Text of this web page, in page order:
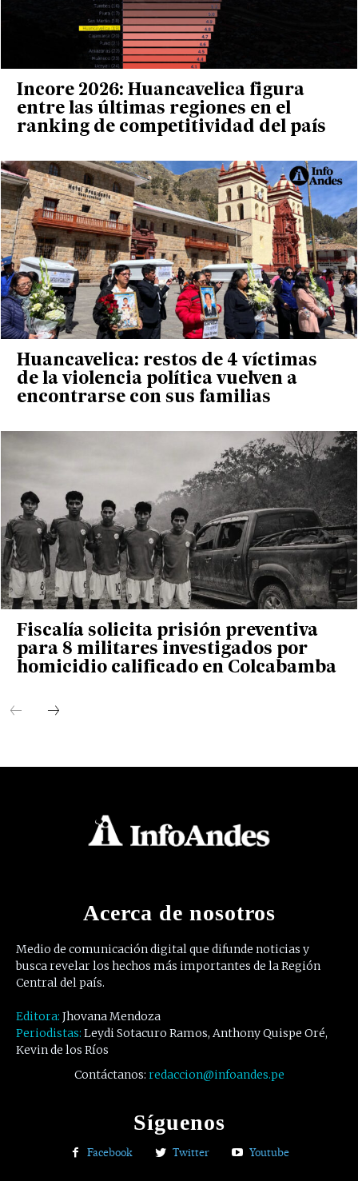
Incore 2026: Huancavelica figura
entre las últimas regiones en el
ranking de competitividad del país
Huancavelica: restos de 4 víctimas
de la violencia política vuelven a
encontrarse con sus familias
Fiscalía solicita prisión preventiva
para 8 militares investigados por
homicidio calificado en Colcabamba
Acerca de nosotros
Medio de comunicación digital que difunde noticias y
busca revelar los hechos más importantes de la Región
Central del país.
Editora: Jhovana Mendoza
Periodistas: Leydi Sotacuro Ramos, Anthony Quispe Oré,
Kevin de los Ríos
Contáctanos: redaccion@infoandes.pe
Síguenos
Facebook Twitter Youtube